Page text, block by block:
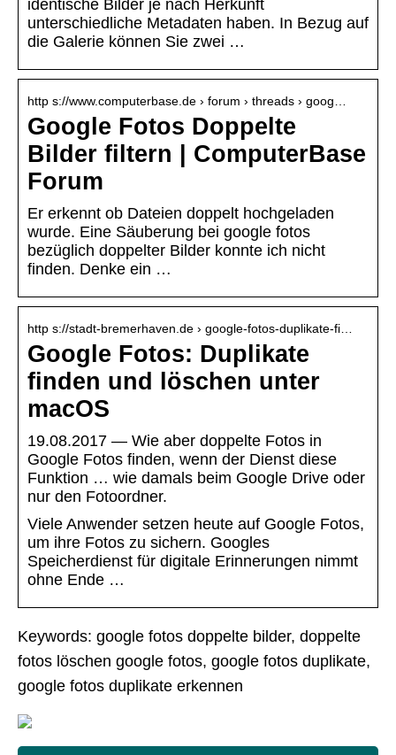
identische Bilder je nach Herkunft
unterschiedliche Metadaten haben. In Bezug auf
die Galerie können Sie zwei …
http s://www.computerbase.de › forum › threads › goog…
Google Fotos Doppelte
Bilder filtern | ComputerBase
Forum
Er erkennt ob Dateien doppelt hochgeladen
wurde. Eine Säuberung bei google fotos
bezüglich doppelter Bilder konnte ich nicht
finden. Denke ein …
http s://stadt-bremerhaven.de › google-fotos-duplikate-fi…
Google Fotos: Duplikate
finden und löschen unter
macOS
19.08.2017 — Wie aber doppelte Fotos in
Google Fotos finden, wenn der Dienst diese
Funktion … wie damals beim Google Drive oder
nur den Fotoordner.
Viele Anwender setzen heute auf Google Fotos,
um ihre Fotos zu sichern. Googles
Speicherdienst für digitale Erinnerungen nimmt
ohne Ende …
Keywords: google fotos doppelte bilder, doppelte
fotos löschen google fotos, google fotos duplikate,
google fotos duplikate erkennen